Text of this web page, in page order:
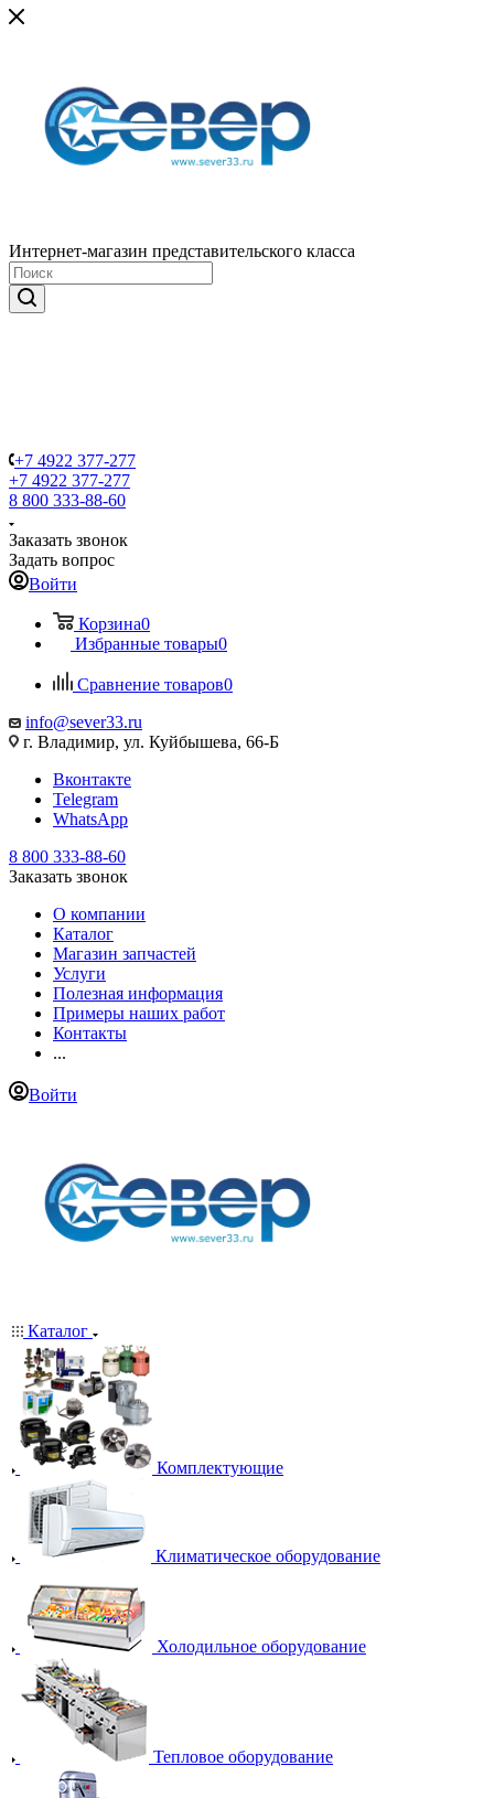
Интернет-магазин представительского класса
+7 4922 377-277
+7 4922 377-277
8 800 333-88-60
Заказать звонок
Задать вопрос
Войти
Корзина0
Избранные товары0
Сравнение товаров0
info@sever33.ru
г. Владимир, ул. Куйбышева, 66-Б
Вконтакте
Telegram
WhatsApp
8 800 333-88-60
Заказать звонок
О компании
Каталог
Магазин запчастей
Услуги
Полезная информация
Примеры наших работ
Контакты
...
Войти
Каталог
Комплектующие
Климатическое оборудование
Холодильное оборудование
Тепловое оборудование